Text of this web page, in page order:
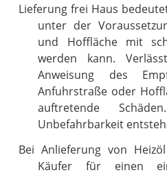
Lieferung frei Haus
unter der
und Hoffläche mit
werden kann.
Anweisung des
Anfuhrstraße oder
auftretende
Unbefahrbarkeit
Bei Anlieferung von
Käufer für einen